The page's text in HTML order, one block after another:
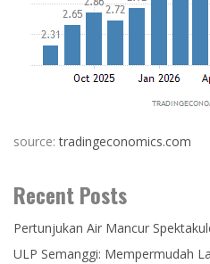
source:tradingeconomics.com
Recent Posts
Pertunjukan Air Mancur
ULP Semanggi: Mempermudah